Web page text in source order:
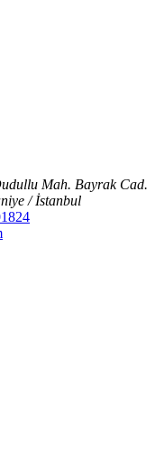
Mah. Bayrak Cad.
/ İstanbul